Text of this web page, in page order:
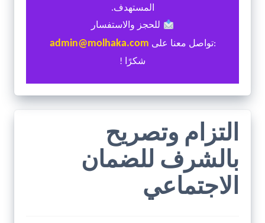
المستهدف.
للحجز والاستفسار
:تواصل معنا على admin@molhaka.com
شكرًا !
التزام وتصريح
بالشرف للضمان
الاجتماعي